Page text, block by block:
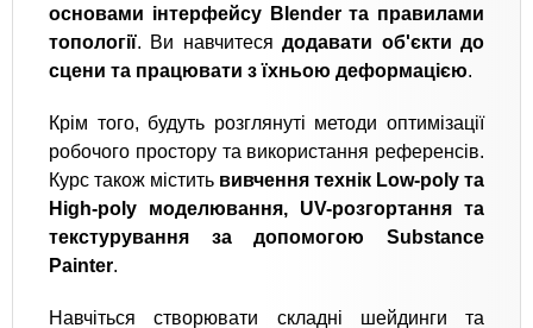
основами інтерфейсу Blender та правилами
топології. Ви навчитесядодавати об'єкти до
сцени та працювати з їхньою деформацією.
Крім того, будуть розглянуті методи оптимізації
робочого простору та використання референсів.
Курс також містить вивчення технік Low-poly та
High-poly моделювання, UV-розгортання та
текстурування за допомогою Substance
Painter.
Навчіться створювати складні шейдинги та